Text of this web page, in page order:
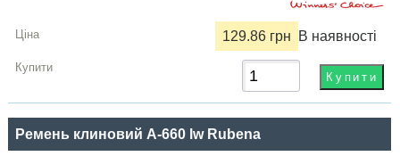
129.86 грн В наявності
Ремень клиновий A-660 lw Rubena